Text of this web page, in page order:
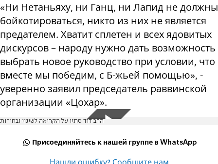
«Ни Нетаньяху, ни Ганц, ни Лапид не должны
бойкотироваться, никто из них не является
предателем. Хватит сплетен и всех ядовитых
дискурсов – народу нужно дать возможность
выбрать новое руководство при условии, что
вместе мы победим, с Б-жьей помощью», -
уверенно заявил председатель раввинской
организации «Цохар».
הרב דוד סתיו על הקריאה לשינוי ובחירות
Присоединяйтесь к нашей группе в WhatsApp